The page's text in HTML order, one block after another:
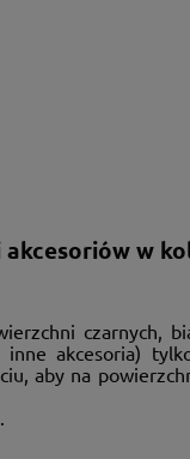
w
czarnych,
akcesoria)
aby na